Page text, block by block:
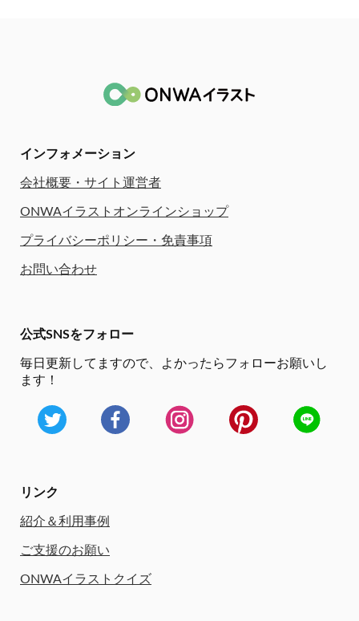
インフォメーション
会社概要・サイト運営者
ONWAイラストオンラインショップ
プライバシーポリシー・免責事項
お問い合わせ
公式SNSをフォロー
毎日更新してますので、
よかったらフォローお願いし
ます！
リンク
紹介＆利用事例
ご支援のお願い
ONWAイラストクイズ